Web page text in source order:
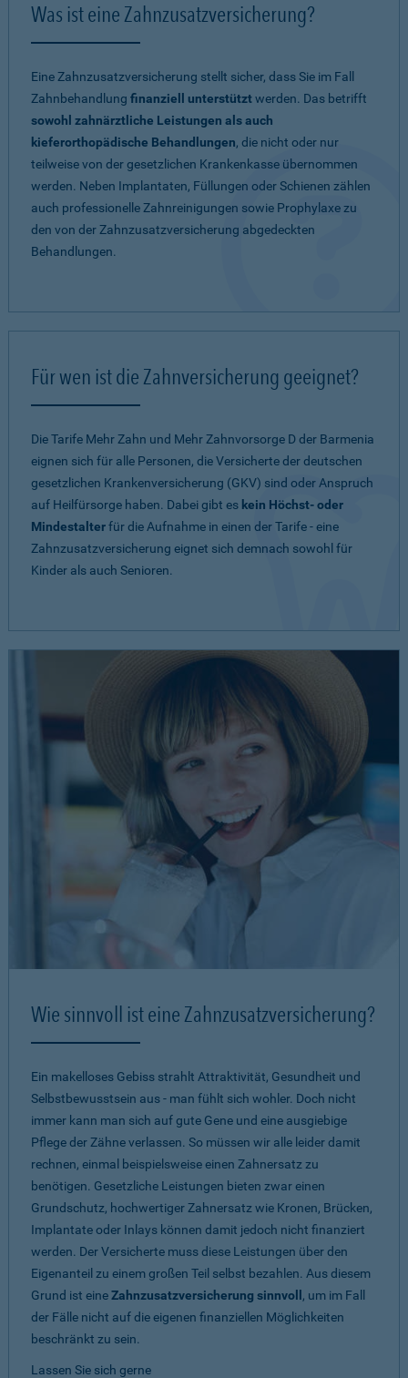
Was ist eine Zahnzusatzversicherung?
Eine Zahnzusatzversicherung stellt sicher, dass Sie im Fall
Zahnbehandlung finanziell unterstütztwerden. Das betrifft
sowohl zahnärztliche Leistungen als auch
kieferorthopädische Behandlungen, die nicht oder nur
teilweise von der gesetzlichen Krankenkasse übernommen
werden. Neben Implantaten, Füllungen oder Schienen zählen
auch professionelle Zahnreinigungen sowie Prophylaxe zu
den von der Zahnzusatzversicherung abgedeckten
Behandlungen.
Für wen ist die Zahnversicherung geeignet?
Die Tarife Mehr Zahn und Mehr Zahnvorsorge D der Barmenia
eignen sich für alle Personen, die Versicherte der deutschen
gesetzlichen Krankenversicherung (GKV) sind oder Anspruch
auf Heilfürsorge haben. Dabei gibt es kein Höchst- oder
Mindestalterfür die Aufnahme in einen der Tarife - eine
Zahnzusatzversicherung eignet sich demnach sowohl für
Kinder als auch Senioren.
Wie sinnvoll ist eine Zahnzusatzversicherung?
Ein makelloses Gebiss strahlt Attraktivität, Gesundheit und
Selbstbewusstsein aus - man fühlt sich wohler. Doch nicht
immer kann man sich auf gute Gene und eine ausgiebige
Pflege der Zähne verlassen. So müssen wir alle leider damit
rechnen, einmal beispielsweise einen Zahnersatz zu
benötigen. Gesetzliche Leistungen bieten zwar einen
Grundschutz, hochwertiger Zahnersatz wie Kronen, Brücken,
Implantate oder Inlays können damit jedoch nicht finanziert
werden. Der Versicherte muss diese Leistungen über den
Eigenanteil zu einem großen Teil selbst bezahlen. Aus diesem
Grund ist eineZahnzusatzversicherung sinnvoll , um im Fall
der Fälle nicht auf die eigenen finanziellen Möglichkeiten
beschränkt zu sein.
Lassen Sie sich gerne